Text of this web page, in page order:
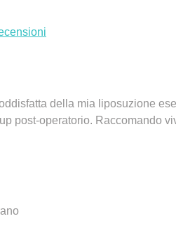
della mia liposuzione
post-operatorio. Raccomando